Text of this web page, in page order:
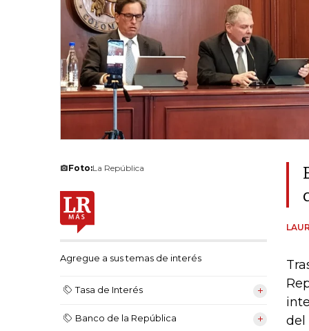
Foto:La República
Agregue a sus temas de interés
Tasa de Interés
Banco de la República
del